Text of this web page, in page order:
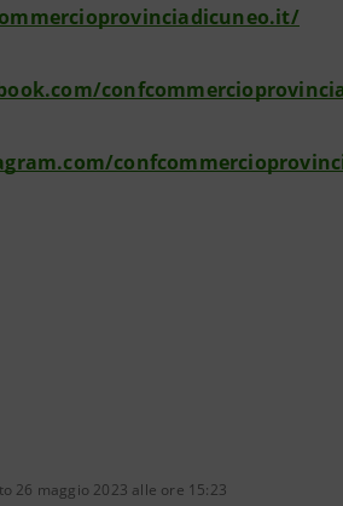
26 maggio 2023 alle ore 15:23